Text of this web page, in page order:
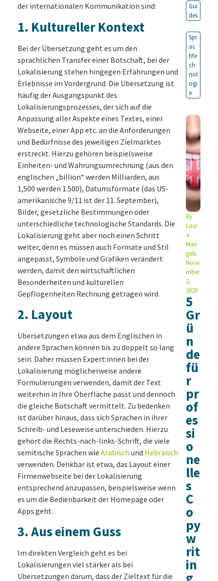
der internationalen Kommunikation sind:
1. Kultureller Kontext
Bei der Übersetzung geht es um den
sprachlichen Transfer einer Botschaft, bei der
Lokalisierung stehen hingegen Erfahrungen und
Erlebnisse im Vordergrund. Die Übersetzung ist
häufig der Ausgangspunkt des
Lokalisierungsprozesses, der sich auf die
Anpassung aller Aspekte eines Textes, einer
Webseite, einer App etc. an die Anforderungen
und Bedürfnisse des jeweiligen Zielmarktes
erstreckt. Hierzu gehören beispielsweise
Einheiten- und Währungsumrechnung (aus den
englischen „billion“ werden Milliarden, aus
1,500 werden 1.500), Datumsformate (das US-
amerikanische 9/11 ist der 11. September),
Bilder, gesetzliche Bestimmungen oder
unterschiedliche technologische Standards. Die
Lokalisierung geht aber noch einen Schritt
weiter, denn es müssen auch Formate und Stil
angepasst, Symbole und Grafiken verändert
werden, damit den wirtschaftlichen
Besonderheiten und kulturellen
Gepflogenheiten Rechnung getragen wird.
2. Layout
Übersetzungen etwa aus dem Englischen in
andere Sprachen können bis zu doppelt so lang
sein. Daher müssen Expert:innen bei der
Lokalisierung möglicherweise andere
Formulierungen verwenden, damit der Text
weiterhin in Ihre Oberfläche passt und dennoch
die gleiche Botschaft vermittelt. Zu bedenken
ist darüber hinaus, dass sich Sprachen in ihrer
Schreib- und Leseweise unterschieden. Hierzu
gehört die Rechts-nach-links-Schrift, die viele
semitische Sprachen wie Arabisch und Hebräisch
verwenden. Denkbar ist etwa, das Layout einer
Firmenwebseite bei der Lokalisierung
entsprechend anzupassen, beispielsweise wenn
es um die Bedienbarkeit der Homepage oder
Apps geht.
3. Aus einem Guss
Im direkten Vergleich geht es bei
Lokalisierungen viel stärker als bei
Übersetzungen darum, dass der Zieltext für die
Gui
des
Spr
ac
hte
ch
nol
ogi
e
By
Laur
a
Man
gels
Nove
mber
2,
2020
5
Gr
ü
n
de
fü
r
pr
of
es
si
o
ne
lle
s
C
o
py
w
rit
in